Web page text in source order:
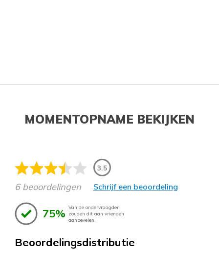
MOMENTOPNAME BEKIJKEN
3.5
6 beoordelingen Schrijf een beoordeling
75% Van de ondervraagden
zouden dit aan vrienden
aanbevelen.
Beoordelingsdistributie